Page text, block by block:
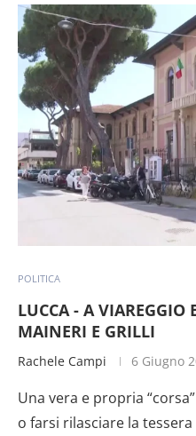
POLITICA
LUCCA - A VIAREGGIO
MAINERI E GRILLI
Rachele Campi 6 Giugno
Una vera e propria
o farsi rilasciare la